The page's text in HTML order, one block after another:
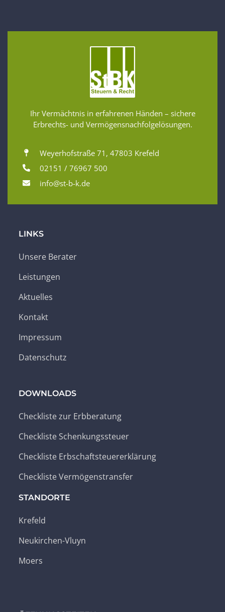
Ihr Vermächtnis in erfahrenen Händen – sichere
Erbrechts- und Vermögensnachfolgelösungen.
Weyerhofstraße 71, 47803 Krefeld
02151 / 76967 500
info@st-b-k.de
LINKS
Unsere Berater
Leistungen
Aktuelles
Kontakt
Impressum
Datenschutz
DOWNLOADS
Checkliste zur Erbberatung
Checkliste Schenkungssteuer
Checkliste Erbschaftsteuererklärung
Checkliste Vermögenstransfer
STANDORTE
Krefeld
Neukirchen-Vluyn
Moers